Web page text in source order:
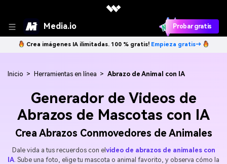
Media.io Probar gratis
Crea imágenes IA ilimitadas. 100 % gratis! Empieza gratis→
Inicio > Herramientas en línea > Abrazo de Animal con IA
Generador de Videos de
Abrazos de Mascotas con IA
Crea Abrazos Conmovedores de Animales
Dale vida a tus recuerdos con el video de abrazos de animales con
IA . Sube una foto, elige tu mascota o animal favorito, y observa cómo la